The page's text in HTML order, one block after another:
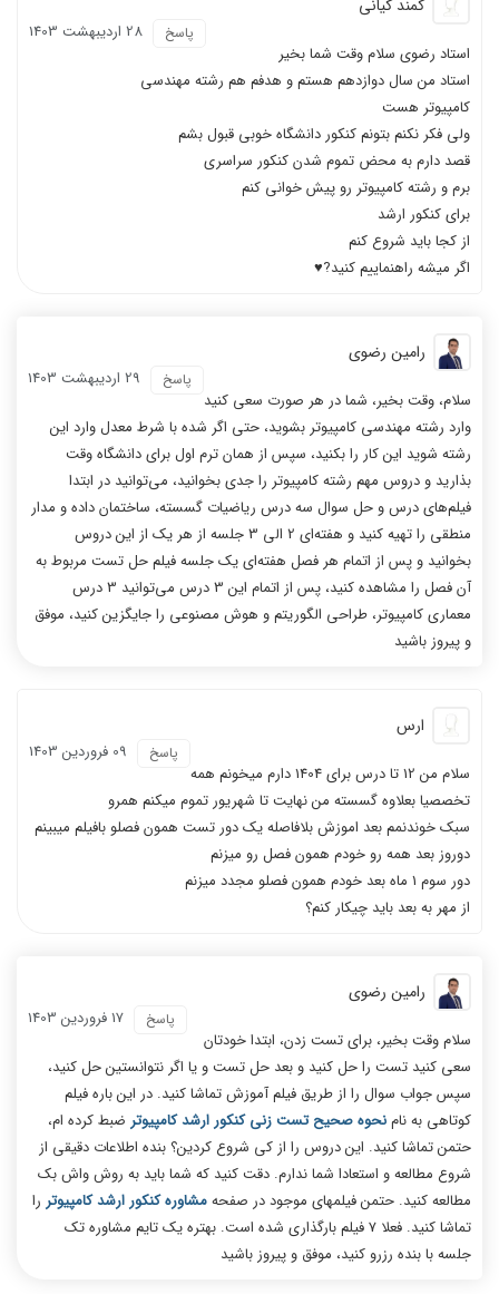
کمند کیانی
28 ارديبهشت 1403 پاسخ
استاد رضوی سلام وقت شما بخیر
استاد من سال دوازدهم هستم و هدفم هم رشته مهندسی
کامپیوتر هست
ولی فکر نکنم بتونم کنکور دانشگاه خوبی قبول بشم
قصد دارم به محض تموم شدن کنکور سراسری
برم و رشته کامپیوتر رو پیش خوانی کنم
برای کنکور ارشد
از کجا باید شروع کنم
اگر میشه راهنماییم کنید?♥️
رامین رضوی
29 ارديبهشت 1403 پاسخ
سلام، وقت بخیر، شما در هر صورت سعی کنید
وارد رشته مهندسی کامپیوتر بشوید، حتی اگر شده با شرط معدل وارد این
رشته شوید این کار را بکنید، سپس از همان ترم اول برای دانشگاه وقت
بذارید و دروس مهم رشته کامپیوتر را جدی بخوانید، می‌توانید در ابتدا
فیلم‌های درس و حل سوال سه درس ریاضیات گسسته، ساختمان داده و مدار
منطقی را تهیه کنید و هفته‌ای 2 الی 3 جلسه از هر یک از این دروس
بخوانید و پس از اتمام هر فصل هفته‌ای یک جلسه فیلم حل تست مربوط به
آن فصل را مشاهده کنید، پس از اتمام این 3 درس می‌توانید 3 درس
معماری کامپیوتر، طراحی الگوریتم و هوش مصنوعی را جایگزین کنید، موفق
و پیروز باشید
ارس
09 فروردين 1403 پاسخ
سلام من 12 تا درس برای 1404 دارم میخونم همه
تخصصیا بعلاوه گسسته من نهایت تا شهریور تموم میکنم همرو
سبک خوندنمم بعد اموزش بلافاصله یک دور تست همون فصلو بافیلم میبینم
دوروز بعد همه رو خودم همون فصل رو میزنم
دور سوم 1 ماه بعد خودم همون فصلو مجدد میزنم
از مهر به بعد باید چیکار کنم؟
رامین رضوی
17 فروردين 1403 پاسخ
سلام وقت بخیر، برای تست زدن، ابتدا خودتان
سعی کنید تست را حل کنید و بعد حل تست و یا اگر نتوانستین حل کنید،
سپس جواب سوال را از طریق فیلم آموزش تماشا کنید. در این باره فیلم
کوتاهی به نامنحوه صحیح تست زنی کنکور ارشد کامپیوتر ضبط کرده ام،
حتمن تماشا کنید. این دروس را از کی شروع کردین؟ بنده اطلاعات دقیقی از
شروع مطالعه و استعادا شما ندارم. دقت کنید که شما باید به روش واش بک
مطالعه کنید. حتمن فیلمهای موجود در صفحهمشاوره کنکور ارشد کامپیوتر را
تماشا کنید. فعلا 7 فیلم بارگذاری شده است. بهتره یک تایم مشاوره تک
جلسه با بنده رزرو کنید، موفق و پیروز باشید